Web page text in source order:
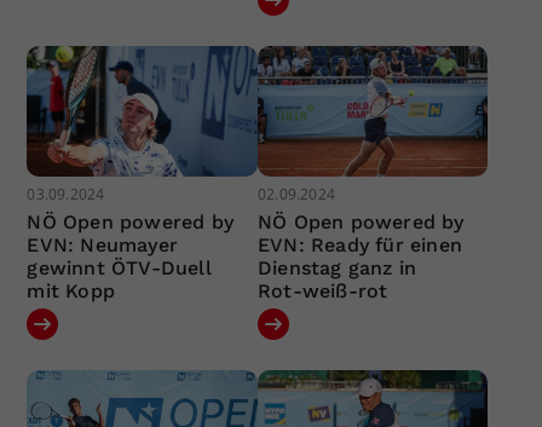
03.09.2024
NÖ Open powered by
EVN: Neumayer
gewinnt ÖTV-Duell
mit Kopp
02.09.2024
NÖ Open powered by
EVN: Ready für einen
Dienstag ganz in
Rot-weiß-rot